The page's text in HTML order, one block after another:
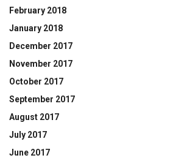
February 2018
January 2018
December 2017
November 2017
October 2017
September 2017
August 2017
July 2017
June 2017